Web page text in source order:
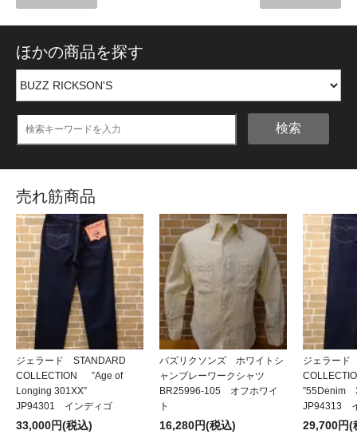
ほかの商品を探す
検索
売れ筋商品
ジェラード STANDARD
COLLECTION ”Age of
Longing 301XX”
JP94301 インディゴ
33,000円(税込)
バズリクソンズ ホワイトシ
ャンブレーワークシャツ
BR25996-105 オフホワイ
ト
16,280円(税込)
ジェラード
JP94313
29,700円(